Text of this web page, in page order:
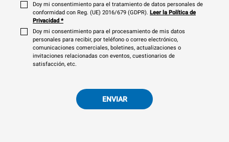
Doy mi consentimiento para el tratamiento de datos personales de
conformidad con Reg. (UE) 2016/679 (GDPR). Leer la Política de
Privacidad *
Doy mi consentimiento para el procesamiento de mis datos
personales para recibir, por teléfono o correo electrónico,
comunicaciones comerciales, boletines, actualizaciones o
invitaciones relacionadas con eventos, cuestionarios de
satisfacción, etc.
ENVIAR